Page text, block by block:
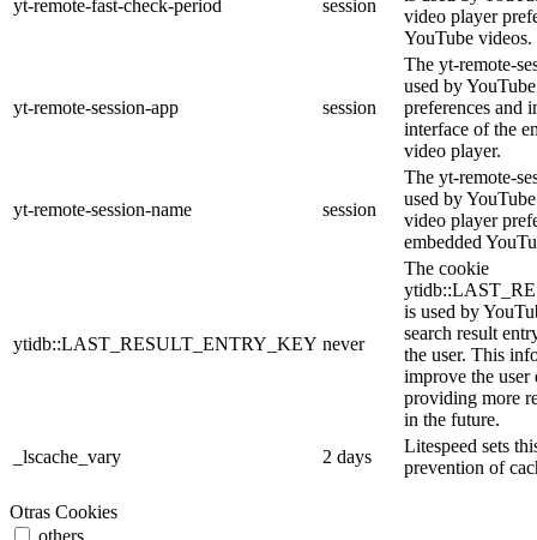
yt-remote-fast-check-period session
video player
YouTube videos.
yt-remote-session-app session
The yt-remote-
used by
preferences and
interface of the
video player.
yt-remote-session-name session
The yt-remote-
used by
video player
embedded
ytidb::LAST_RESULT_ENTRY_KEY never
The cookie
is used by
search result
the user. This
improve the user
providing more
in the future.
_lscache_vary
2 days
Litespeed sets
prevention of
Otras Cookies